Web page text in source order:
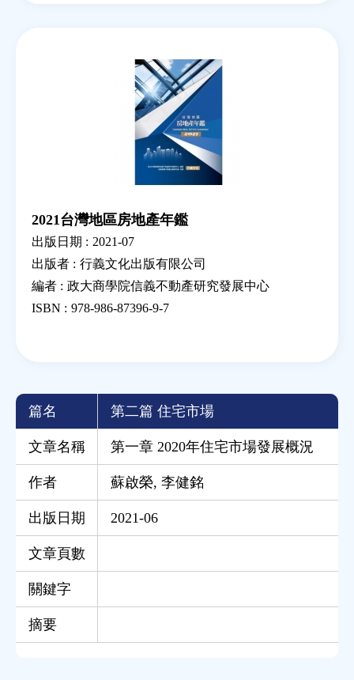
2021台灣地區房地產年鑑
出版日期 : 2021-07
出版者 : 行義文化出版有限公司
編者 : 政大商學院信義不動產研究發展中心
ISBN : 978-986-87396-9-7
篇名 第二篇 住宅市場
文章名稱 第一章 2020年住宅市場發展概況
作者 蘇啟榮,李健銘
出版日期 2021-06
文章頁數
關鍵字
摘要